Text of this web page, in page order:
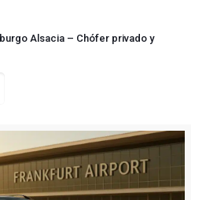
Alsacia – Chófer privado y